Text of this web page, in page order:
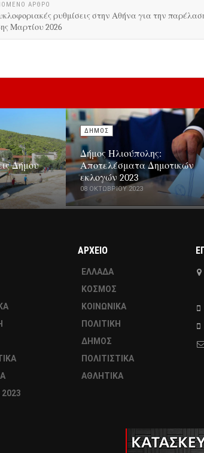
ΑΡΘΡΟ
ρυθμίσεις στην Αθήνα για την
Μαρτίου 2026
Δήμου
ΔΗΜΟΣ
Δήμος Ηλιούπολης:
Αποτελέσματα Δημοτικών
εκλογών 2023
08 ΟΚΤΩΒΡΊΟΥ 2023
ΑΡΧΕΙΟ
ΕΛΛΑΔΑ
ΚΟΣΜΟΣ
ΚΟΙΝΩΝΙΚΑ
ΠΟΛΙΤΙΚΗ
ΔΗΜΟΣ
ΠΟΛΙΤΙΣΤΙΚΑ
ΑΘΛΗΤΙΚΑ